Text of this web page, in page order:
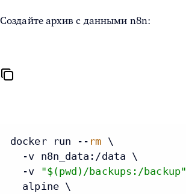
Создайте архив с данными n8n:
docker run -- rm \
  -v n8n_data:/data \
  -v
"$(pwd) /backups:/backup"
  alpine \